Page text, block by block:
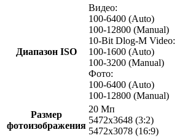
Диапазон ISO
Видео:
100-6400 (Auto)
100-12800 (Manual)
10-Bit Dlog-M Video:
100-1600 (Auto)
100-3200 (Manual)
Фото:
100-6400 (Auto)
100-12800 (Manual)
Размер
фотоизображения
20 Мп
5472x3648 (3:2)
5472x3078 (16:9)